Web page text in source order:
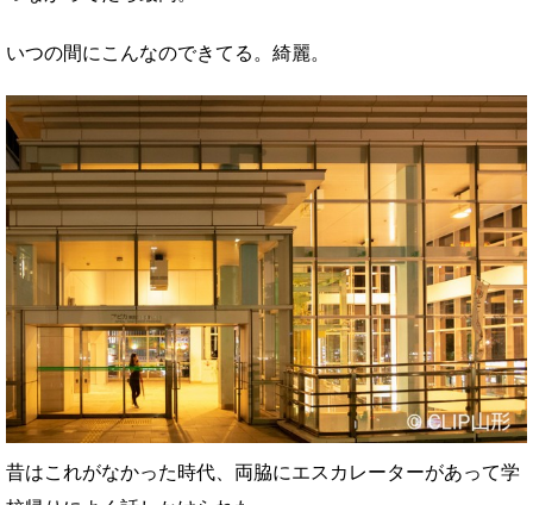
いつの間にこんなのできてる。綺麗。
昔はこれがなかった時代、両脇にエスカレーターがあって学